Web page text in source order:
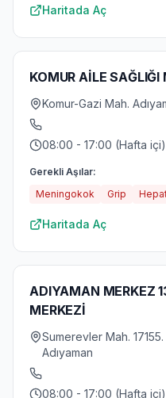
Haritada Aç
KOMUR AİLE SAĞLIĞI
Komur-Gazi Mah.
08:00 - 17:00 (Hafta içi)
Gerekli Aşılar:
Meningokok
Grip
Haritada Aç
ADIYAMAN MERKEZ
MERKEZİ
Sumerevler Mah.
Adıyaman
08:00 - 17:00 (Hafta içi)